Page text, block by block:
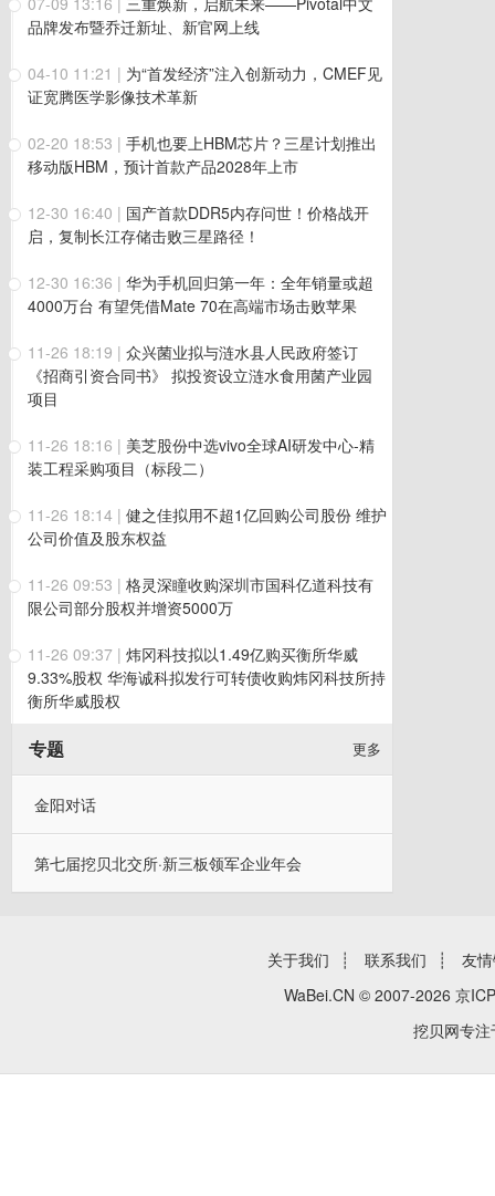
品牌发布暨乔迁新址、新官网上线
04-10 11:21 | 为“首发经济”注入创新动力，CMEF见
证宽腾医学影像技术革新
02-20 18:53 | 手机也要上HBM芯片？三星计划推出
移动版HBM，预计首款产品2028年上市
12-30 16:40 | 国产首款DDR5内存问世！价格战开
启，复制长江存储击败三星路径！
12-30 16:36 | 华为手机回归第一年：全年销量或超
4000万台 有望凭借Mate 70在高端市场击败苹果
11-26 18:19 | 众兴菌业拟与涟水县人民政府签订
《招商引资合同书》 拟投资设立涟水食用菌产业园
项目
11-26 18:16 | 美芝股份中选vivo全球AI研发中心-精
装工程采购项目（标段二）
11-26 18:14 | 健之佳拟用不超1亿回购公司股份 维护
公司价值及股东权益
11-26 09:53 | 格灵深瞳收购深圳市国科亿道科技有
限公司部分股权并增资5000万
11-26 09:37 | 炜冈科技拟以1.49亿购买衡所华威
9.33%股权 华海诚科拟发行可转债收购炜冈科技所持
衡所华威股权
专题 更多
金阳对话
第七届挖贝北交所·新三板领军企业年会
关于我们 ┊ 联系我们 ┊
友
WaBei.CN © 2007-2026 京
挖贝网专